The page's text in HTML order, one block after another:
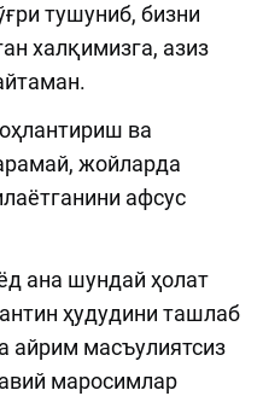
тушуниб, бизни
халқимизга, азиз
ва
жойларда
афсус
ана шундай ҳолат
ҳудудини ташлаб
айрим масъулиятсиз
маросимлар